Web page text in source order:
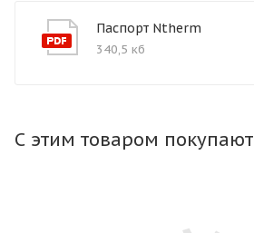
Паспорт Ntherm
340,5 кб
С этим товаром покупают